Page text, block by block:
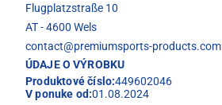
Flugplatzstraße 10
AT - 4600 Wels
contact@premiumsports-products.com
ÚDAJE O VÝROBKU
Produktové číslo:449602046
V ponuke od:01.08.2024